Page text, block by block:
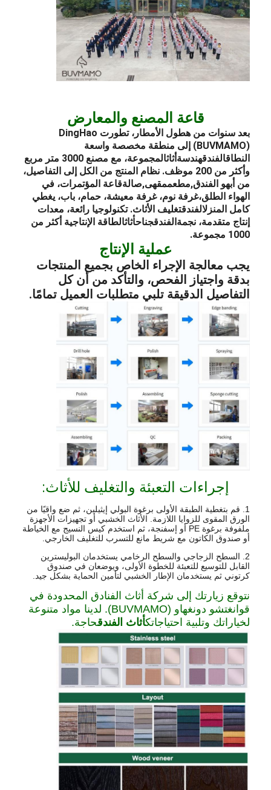
قاعة المصنع والمعارض
بعد سنوات من هطول الأمطار، تطورت DingHao
(BUVMAMO) إلى منطقة مخصصة واسعة
النطاقالفندقهندسةأثاث
المجموعة، مع مصنع 3000 متر مربع
وأكثر من 200 موظف. نظام المنتج من الكل إلى التفاصيل،
من أبهو الفندق,مطعممقهى,صالةقاعة المؤتمرات، في
الهواء الطلق،غرفة نوم، غرفة معيشة، حمام، باب، يغطي
كامل المنزلالفندقتغليف الأثاث. تكنولوجيا رائعة، معدات
إنتاج متقدمة، نجمةالفندقجناحأثاثالطاقة الإنتاجية أكثر من
1000 مجموعة.
عملية الإنتاج
يجب معالجة الإجراء الخاص بجميع المنتجات
بدقة واجتياز الفحص، والتأكد من أن كل
التفاصيل الدقيقة تلبي متطلبات العميل تمامًا.
إجراءات التعبئة والتغليف للأثاث:
1. قم بتغطية الطبقة الأولى برغوة البولي إيثيلين، ثم ضع واقيًا من
الورق المقوى للزوايا اللازمة. الأثاث الخشبي أو تجهيزات الأجهزة
ملفوفة برغوة PE أو إسفنجة، ثم استخدم كيس النسيج مع الخياطة
أو صندوق الكاتون مع شريط مانع للتسرب للتغليف الخارجي.
2. السطح الزجاجي والسطح الرخامي يستخدمان البوليسترين
القابل للتوسيع للتعبئة للخطوة الأولى، ويوضعان في صندوق
كرتوني ثم يستخدمان الإطار الخشبي لتأمين الحماية بشكل جيد.
نتوقع زيارتك إلى شركة أثاث الفنادق المحدودة في
قوانغتشو دونغهاو (BUVMAMO). لدينا مواد متنوعة
لخياراتك وتلبية احتياجاتكأثاث الفندقحاجة.